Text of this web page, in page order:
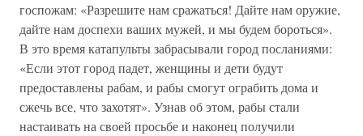
госпожам: «Разрешите нам сражаться! Дайте нам оружие,
дайте нам доспехи ваших мужей, и мы будем бороться».
В это время катапульты забрасывали город посланиями:
«Если этот город падет, женщины и дети будут
предоставлены рабам, и рабы смогут ограбить дома и
сжечь все, что захотят». Узнав об этом, рабы стали
настаивать на своей просьбе и наконец получили